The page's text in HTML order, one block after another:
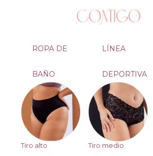
ROPA DE
BAÑO
LÍNEA
DEPORTIVA
Tiro alto Tiro medio